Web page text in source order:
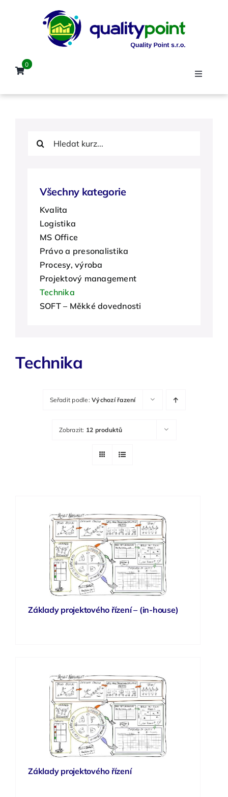
0
Toggle
Reference
Kontakty
Všechny kategorie
Kvalita
Logistika
MS Office
Právo a presonalistika
Procesy, výroba
Projektový management
Technika
SOFT – Měkké dovednosti
Technika
Seřadit podle:Výchozí řazení
Zobrazit: 12 produktů
Základy projektového řízení – (in-house)
Základy projektového řízení